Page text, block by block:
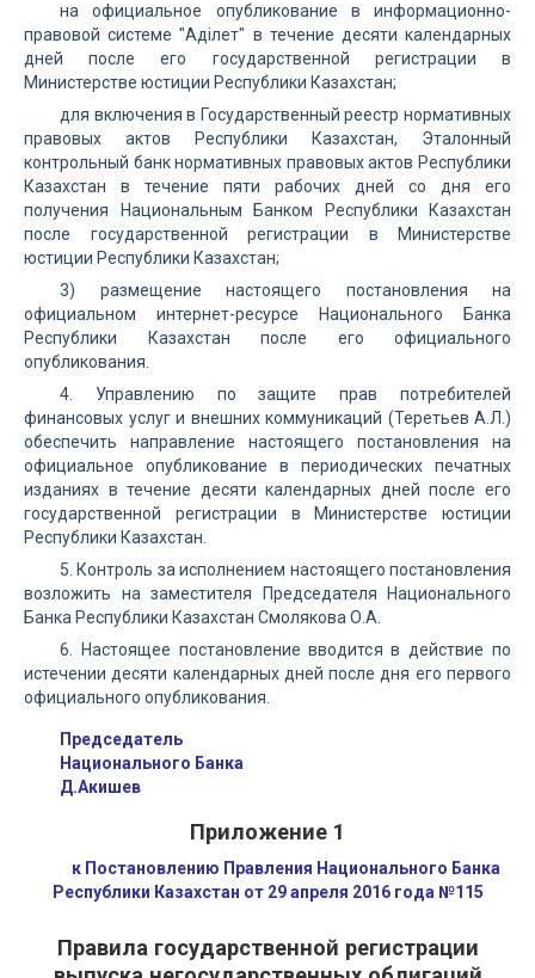
на официальное опубликование в информационно-
правовой системе "Аділет" в течение десяти календарных
дней после его государственной регистрации в
Министерстве юстиции Республики Казахстан;
для включения в Государственный реестр нормативных
правовых актов Республики Казахстан, Эталонный
контрольный банк нормативных правовых актов Республики
Казахстан в течение пяти рабочих дней со дня его
получения Национальным Банком Республики Казахстан
после государственной регистрации в Министерстве
юстиции Республики Казахстан;
3) размещение настоящего постановления на
официальном интернет-ресурсе Национального Банка
Республики Казахстан после его официального
опубликования.
4. Управлению по защите прав потребителей
финансовых услуг и внешних коммуникаций (Теретьев А.Л.)
обеспечить направление настоящего постановления на
официальное опубликование в периодических печатных
изданиях в течение десяти календарных дней после его
государственной регистрации в Министерстве юстиции
Республики Казахстан.
5. Контроль за исполнением настоящего постановления
возложить на заместителя Председателя Национального
Банка Республики Казахстан Смолякова О.А.
6. Настоящее постановление вводится в действие по
истечении десяти календарных дней после дня его первого
официального опубликования.
Председатель
Национального Банка
Д.Акишев
Приложение 1
к Постановлению Правления Национального Банка
Республики Казахстан от 29 апреля 2016 года №115
Правила государственной регистрации